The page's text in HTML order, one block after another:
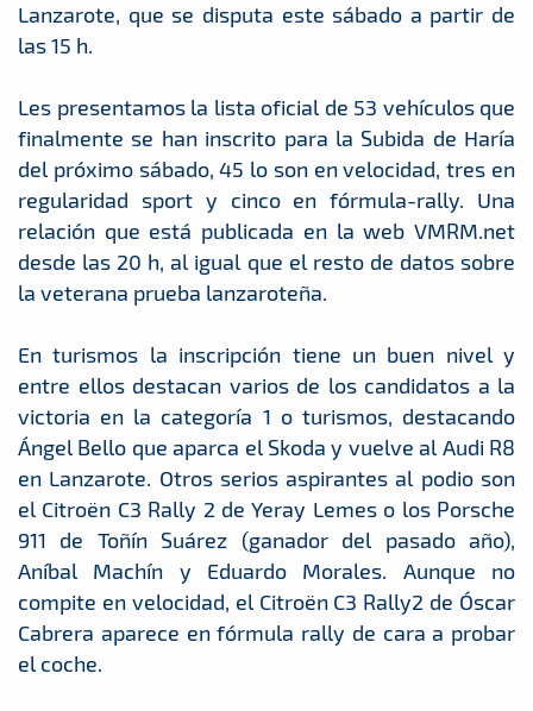
Lanzarote, que se disputa este sábado a partir de
las 15 h.
Les presentamos la lista oficial de 53 vehículos que
finalmente se han inscrito para la Subida de Haría
del próximo sábado, 45 lo son en velocidad, tres en
regularidad sport y cinco en fórmula-rally. Una
relación que está publicada en la web VMRM.net
desde las 20 h, al igual que el resto de datos sobre
la veterana prueba lanzaroteña.
En turismos la inscripción tiene un buen nivel y
entre ellos destacan varios de los candidatos a la
victoria en la categoría 1 o turismos, destacando
Ángel Bello que aparca el Skoda y vuelve al Audi R8
en Lanzarote. Otros serios aspirantes al podio son
el Citroën C3 Rally 2 de Yeray Lemes o los Porsche
911 de Toñín Suárez (ganador del pasado año),
Aníbal Machín y Eduardo Morales. Aunque no
compite en velocidad, el Citroën C3 Rally2 de Óscar
Cabrera aparece en fórmula rally de cara a probar
el coche.